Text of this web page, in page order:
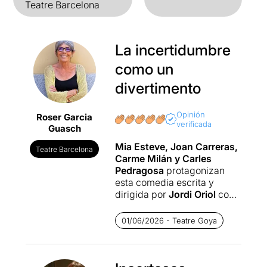
Teatre Barcelona
Roser Garcia
Guasch
Teatre Barcelona
La incertidumbre
como un
divertimento
Opinión
verificada
Mia Esteve, Joan Carreras,
Carme Milán y Carles
Pedragosa protagonizan
esta comedia escrita y
dirigida por Jordi Oriol con
experiencia como actor,
músico, autor y director de
teatro.
01/06/2026 - Teatre Goya